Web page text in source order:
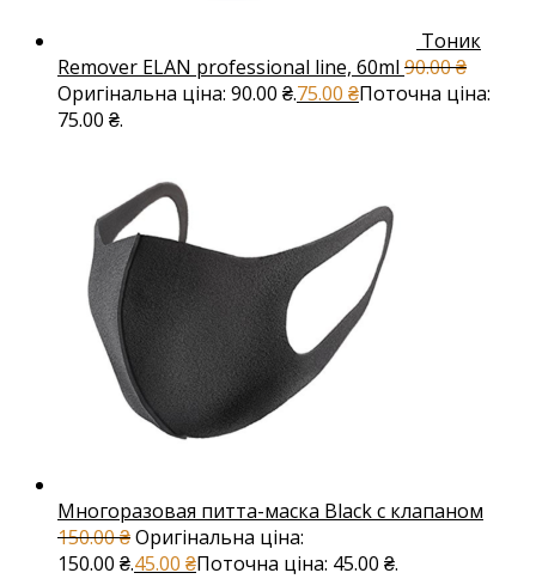
Тоник
Remover ELAN professional line, 60ml 90.00₴
Оригінальна ціна: 90.00 ₴.75.00 ₴Поточна ціна:
75.00 ₴.
Многоразовая питта-маска Black с клапаном
150.00₴Оригінальна ціна:
150.00 ₴.45.00 ₴Поточна ціна: 45.00 ₴.